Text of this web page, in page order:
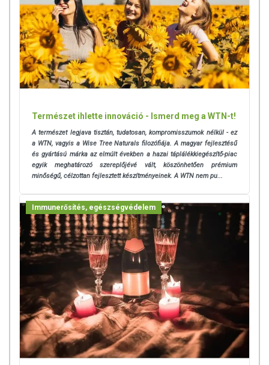
Természet ihlette innováció - Ismerd meg a WTN-t!
A természet legjava tisztán, tudatosan, kompromisszumok nélkül - ez
a WTN, vagyis a Wise Tree Naturals filozófiája. A magyar fejlesztésű
és gyártású márka az elmúlt években a hazai táplálékkiegészítő-piac
egyik meghatározó szereplőjévé vált, köszönhetően prémium
minőségű, célzottan fejlesztett készítményeinek. A WTN nem pu...
Immunerősítés, egészségvédelem